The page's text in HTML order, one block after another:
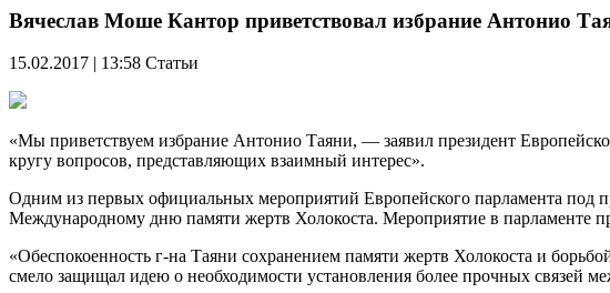
Вячеслав Моше Кантор приветствовал избрание Антонио
15.02.2017 | 13:58 Статьи
«Мы приветствуем избрание Антонио Таяни, — заявил президент
кругу вопросов, представляющих взаимный интерес».
Одним из первых официальных мероприятий Европейского парламента под
Международному дню памяти жертв Холокоста. Мероприятие в парламенте
«Обеспокоенность г-на Таяни сохранением памяти жертв Холокоста и
смело защищал идею о необходимости установления более прочных связей